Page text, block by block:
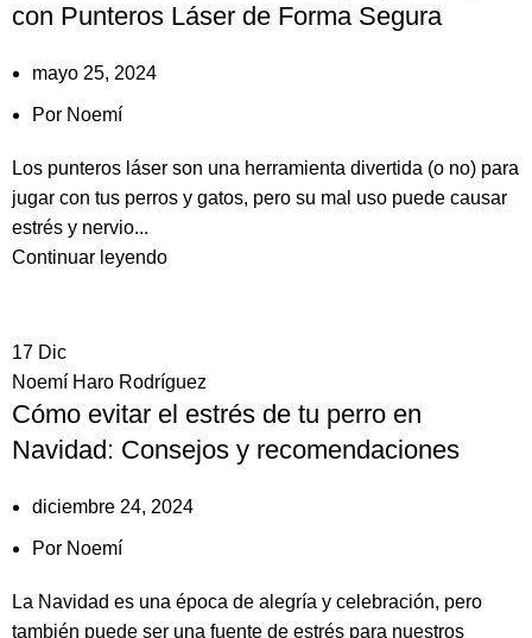
con Punteros Láser de Forma Segura
mayo 25, 2024
Por Noemí
Los punteros láser son una herramienta divertida (o no) para
jugar con tus perros y gatos, pero su mal uso puede causar
estrés y nervio...
Continuar leyendo
17 Dic
Noemí Haro Rodríguez
Cómo evitar el estrés de tu perro en
Navidad: Consejos y recomendaciones
diciembre 24, 2024
Por Noemí
La Navidad es una época de alegría y celebración, pero
también puede ser una fuente de estrés para nuestros